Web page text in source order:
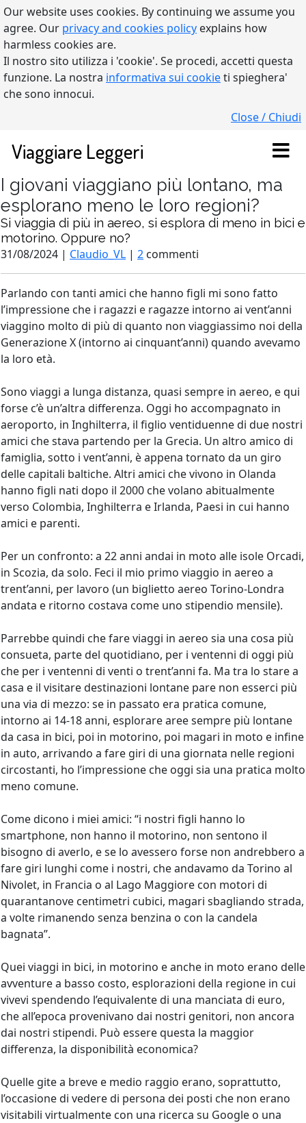
Our website uses cookies. By continuing we assume you
agree. Our privacy and cookies policy explains how
harmless cookies are.
Il nostro sito utilizza i 'cookie'. Se procedi, accetti questa
funzione. La nostra informativa sui cookieti spieghera'
che sono innocui.
Close / Chiudi
Viaggiare Leggeri
I giovani viaggiano più lontano, ma
esplorano meno le loro regioni?
Si viaggia di più in aereo, si esplora di meno in bici e
motorino. Oppure no?
31/08/2024 | Claudio_VL | 2 commenti
Parlando con tanti amici che hanno figli mi sono fatto
l’impressione che i ragazzi e ragazze intorno ai vent’anni
viaggino molto di più di quanto non viaggiassimo noi della
Generazione X (intorno ai cinquant’anni) quando avevamo
la loro età.
Sono viaggi a lunga distanza, quasi sempre in aereo, e qui
forse c’è un’altra differenza. Oggi ho accompagnato in
aeroporto, in Inghilterra, il figlio ventiduenne di due nostri
amici che stava partendo per la Grecia. Un altro amico di
famiglia, sotto i vent’anni, è appena tornato da un giro
delle capitali baltiche. Altri amici che vivono in Olanda
hanno figli nati dopo il 2000 che volano abitualmente
verso Colombia, Inghilterra e Irlanda, Paesi in cui hanno
amici e parenti.
Per un confronto: a 22 anni andai in moto alle isole Orcadi,
in Scozia, da solo. Feci il mio primo viaggio in aereo a
trent’anni, per lavoro (un biglietto aereo Torino-Londra
andata e ritorno costava come uno stipendio mensile).
Parrebbe quindi che fare viaggi in aereo sia una cosa più
consueta, parte del quotidiano, per i ventenni di oggi più
che per i ventenni di venti o trent’anni fa. Ma tra lo stare a
casa e il visitare destinazioni lontane pare non esserci più
una via di mezzo: se in passato era pratica comune,
intorno ai 14-18 anni, esplorare aree sempre più lontane
da casa in bici, poi in motorino, poi magari in moto e infine
in auto, arrivando a fare giri di una giornata nelle regioni
circostanti, ho l’impressione che oggi sia una pratica molto
meno comune.
Come dicono i miei amici: “i nostri figli hanno lo
smartphone, non hanno il motorino, non sentono il
bisogno di averlo, e se lo avessero forse non andrebbero a
fare giri lunghi come i nostri, che andavamo da Torino al
Nivolet, in Francia o al Lago Maggiore con motori di
quarantanove centimetri cubici, magari sbagliando strada,
a volte rimanendo senza benzina o con la candela
bagnata”.
Quei viaggi in bici, in motorino e anche in moto erano delle
avventure a basso costo, esplorazioni della regione in cui
vivevi spendendo l’equivalente di una manciata di euro,
che all’epoca provenivano dai nostri genitori, non ancora
dai nostri stipendi. Può essere questa la maggior
differenza, la disponibilità economica?
Quelle gite a breve e medio raggio erano, soprattutto,
l’occasione di vedere di persona dei posti che non erano
visitabili virtualmente con una ricerca su Google o una